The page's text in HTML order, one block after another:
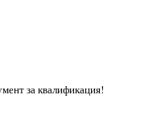
за квалификация!